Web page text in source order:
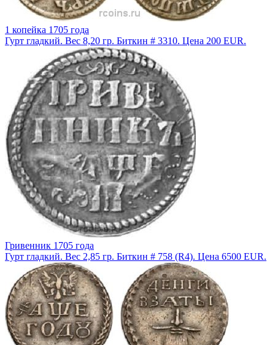
1 копейка 1705 года
Гурт гладкий. Вес 8,20 гр. Биткин # 3310. Цена 200 EUR.
Гривенник 1705 года
Гурт гладкий. Вес 2,85 гр. Биткин # 758 (R4). Цена 6500 EUR.